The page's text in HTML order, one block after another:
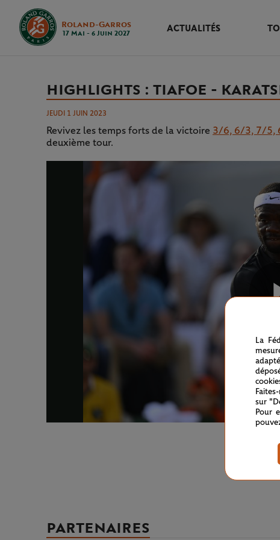
Roland-Garros
17 Mai - 6 Juin 2027
ACTUALITÉS
HIGHLIGHTS : TIAFOE -
JEUDI 1 JUIN 2023
Revivez les temps forts de la victoire 3/6, 6/3, 7/5,
deuxième tour.
PARTENAIRES
La
sur
Pour